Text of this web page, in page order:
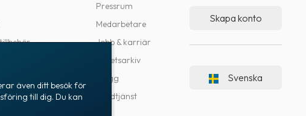
Pressrum
Medarbetare
Jobb & karriär
Nyhetsarkiv
Blogg
Kundtjänst
Skapa konto
Svenska
även ditt besök för
till dig. Du kan